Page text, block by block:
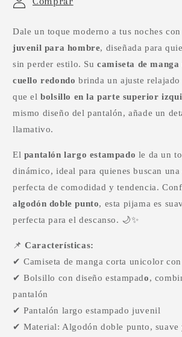
Dale un toque moderno a tus noches
juvenil para hombre, diseñada para
sin perder estilo. Sucamiseta de
cuello redondo brinda un ajuste
que elbolsillo en la parte superior
mismo diseño del pantalón, añade un
llamativo.
El pantalón largo estampado le da un
dinámico, ideal para quienes buscan
perfecta de comodidad y tendencia.
algodón doble punto, esta pijama es
perfecta para el descanso. 🌙✨
📌Características:
✔ Camiseta de manga corta unicolor
✔ Bolsillo con diseño estampado,
pantalón
✔ Pantalón largo estampado juvenil
✔ Material: Algodón doble punto, suave